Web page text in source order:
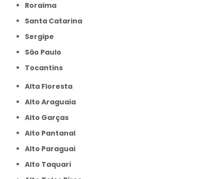
Roraima
Santa Catarina
Sergipe
São Paulo
Tocantins
Alta Floresta
Alto Araguaia
Alto Garças
Alto Pantanal
Alto Paraguai
Alto Taquari